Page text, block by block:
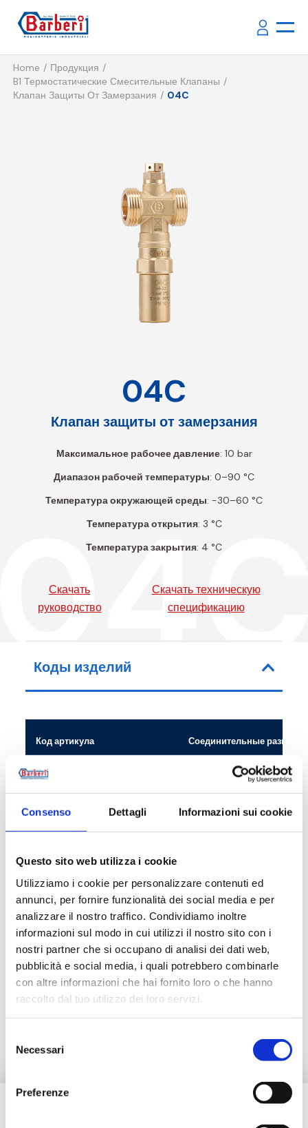
Consenso Dettagli Informazioni sui cookie
Questo sito web utilizza i cookie
Utilizziamo i cookie per personalizzare contenuti ed
annunci, per fornire funzionalità dei social media e per
analizzare il nostro traffico. Condividiamo inoltre
informazioni sul modo in cui utilizzi il nostro sito con i
nostri partner che si occupano di analisi dei dati web,
pubblicità e social media, i quali potrebbero combinarle
con altre informazioni che hai fornito loro o che hanno
raccolto dal tuo utilizzo dei loro servizi.
delNecessari
Preferenze
Home
Продукция
B1 Термостатические Смесительные Клапаны
Клапан Защиты От Замерзания
04C
04C
Клапан защиты от замерзания
Максимальное рабочее давление: 10 bar
Диапазон рабочей температуры: 0–90 °C
Температура окружающей среды: -30–60 °C
Температура открытия: 3 °C
Температура закрытия: 4 °C
Скачать
руководство
Скачать техническую
спецификацию
Коды изделий
Код артикула Соединительные размеры
04C025000
04C032000 G 1 1/4 M
Описание
Документация
Запчасти